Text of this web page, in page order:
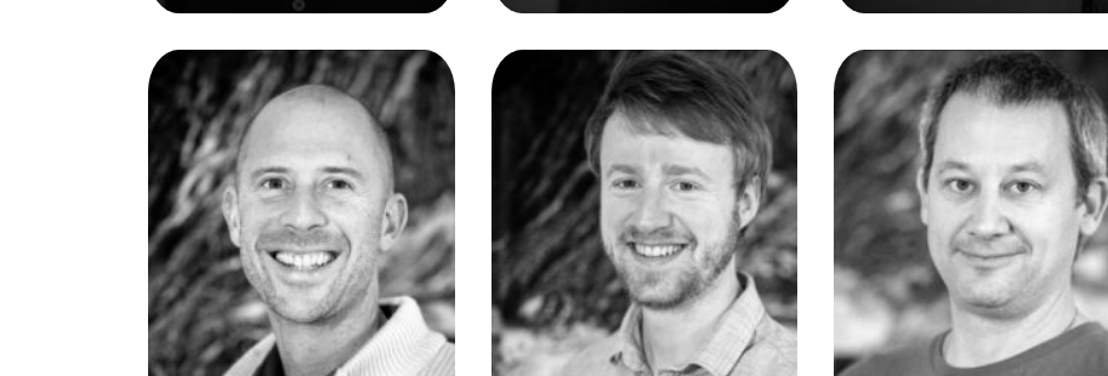
THIERRY NENDAZ
Collaborateur Scientifique En
Hydrogéologie
ANAIS MORFOUACE
Collaboratrice Scentifique En
Hydrogéologie
EMMANUEL WYSER
Collaborateur Scientifique En
Géo-Informatique